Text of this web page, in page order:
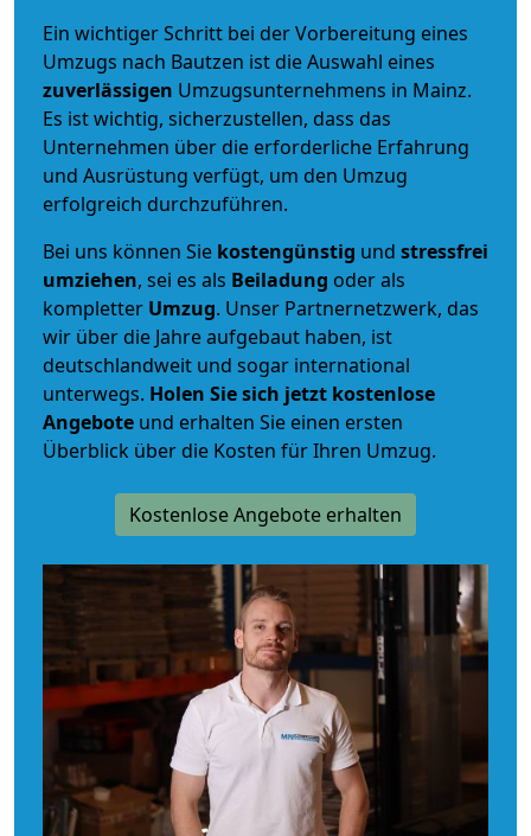
Ein wichtiger Schritt bei der Vorbereitung eines
Umzugs nach Bautzen ist die Auswahl eines
zuverlässigen Umzugsunternehmens in Mainz.
Es ist wichtig, sicherzustellen, dass das
Unternehmen über die erforderliche Erfahrung
und Ausrüstung verfügt, um den Umzug
erfolgreich durchzuführen.
Bei uns können Sie kostengünstig und stressfrei
umziehen, sei es als Beiladung oder als
kompletter Umzug. Unser Partnernetzwerk, das
wir über die Jahre aufgebaut haben, ist
deutschlandweit und sogar international
unterwegs. Holen Sie sich jetzt kostenlose
Angebote und erhalten Sie einen ersten
Überblick über die Kosten für Ihren Umzug.
Kostenlose Angebote erhalten